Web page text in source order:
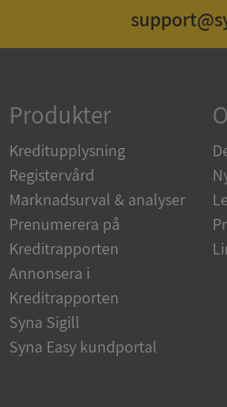
Produkter
Kreditupplysning
Registervård
Marknadsurval & analyser
Prenumerera på
Kreditrapporten
Annonsera i
Kreditrapporten
Syna Sigill
Syna Easy kundportal
Strikt nödvändiga kakor tillåter
kärnwebbplatsfunktioner som
och kontohantering.
användas ordentligt utan strikt
Namn